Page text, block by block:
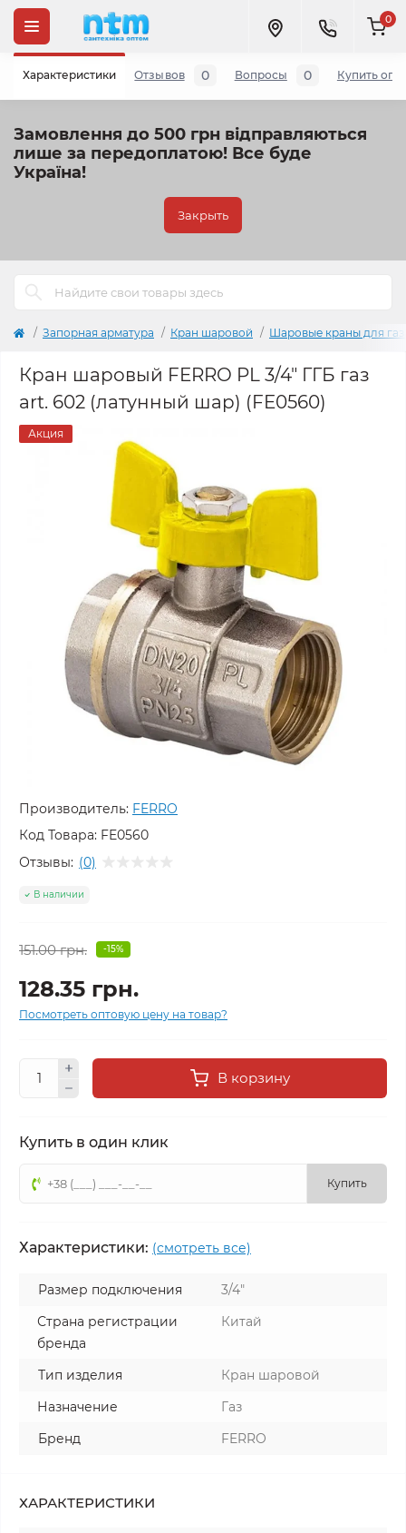
Замовлення до 500 грн відправляються
лише за передоплатою! Все буде
Україна!
Закрыть
0
Запорная арматура Кран шаровой Шаровые краны для
Кран шаровый FERRO PL 3/4" ГГБ газ
art. 602 (латунный шар) (FE0560)
Акция
Производитель: FERRO
Код Товара: FE0560
Отзывы: (0)
В наличии
151.00 грн. -15%
128.35 грн.
Посмотреть оптовую цену на товар?
В корзину
Купить в один клик
Купить
Характеристики: (смотреть все)
Размер подключения
3/4"
Страна регистрации
бренда
Китай
Тип изделия
Кран шаровой
Назначение
Газ
Бренд
FERRO
Характеристики Отзывов 0 Вопросы 0 Купить
ХАРАКТЕРИСТИКИ